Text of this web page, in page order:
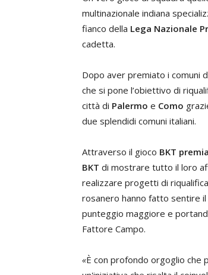
multinazionale indiana
fianco della Lega Nazionale
cadetta.
Dopo aver premiato i comuni
che si pone l’obiettivo di
città di Palermo e Como
due splendidi comuni italiani.
Attraverso il gioco BKT premia
BKT di mostrare tutto il loro
realizzare progetti di
rosanero hanno fatto sentire
punteggio maggiore e
Fattore Campo.
«È con profondo orgoglio che